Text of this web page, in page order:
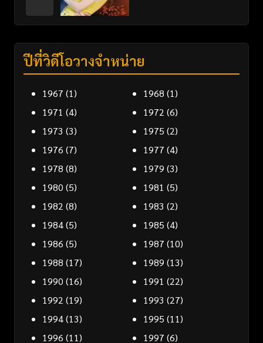
ปีที่วิดีโอวางจำหน่าย
1967 (1) 1968 (1)
1971 (4) 1972 (6)
1973 (3) 1975 (2)
1976 (7) 1977 (4)
1978 (8) 1979 (3)
1980 (5) 1981 (5)
1982 (8) 1983 (2)
1984(5) 1985 (4)
1986 (5) 1987 (10)
1988 (17) 1989 (13)
1990 (16) 1991 (22)
1992 (19) 1993 (27)
1994(13) 1995 (11)
1996 (11) 1997 (6)